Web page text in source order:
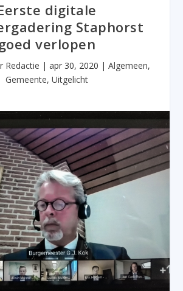
digitale
Staphorst
goed verlopen
Redactie | apr 30, 2020 | Algemeen,
Gemeente, Uitgelicht